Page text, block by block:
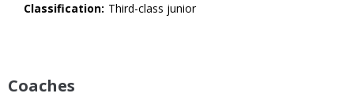
Classification: Third-class junior
Coaches